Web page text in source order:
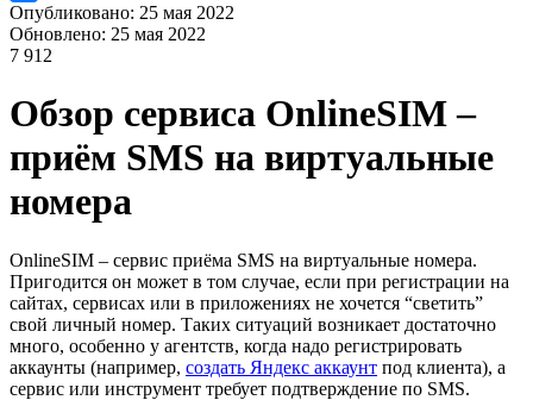
Опубликовано: 25 мая 2022
Обновлено: 25 мая 2022
7 912
Обзор сервиса OnlineSIM –
приём SMS на виртуальные
номера
OnlineSIM – сервис приёма SMS на виртуальные номера.
Пригодится он может в том случае, если при регистрации на
сайтах, сервисах или в приложениях не хочется “светить”
свой личный номер. Таких ситуаций возникает достаточно
много, особенно у агентств, когда надо регистрировать
аккаунты (например, создать Яндекс аккаунт под клиента), а
сервис или инструмент требует подтверждение по SMS.